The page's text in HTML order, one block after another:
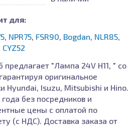
для:
, NPR75, FSR90, Bogdan, NLR85,
CYZ52
"Лампа 24V H11, " со
оригинальное
Hyundai, Isuzu, Mitsubishi и Hino.
без посредников и
цены с оплатой по
(с НДС). Доставка заказа от